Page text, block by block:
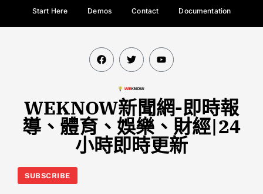
Start Here Demos Contact Documentation
WEKNOW新聞網-即時報
導、體育、娛樂、財經|24
小時即時更新
SUBSCRIBE